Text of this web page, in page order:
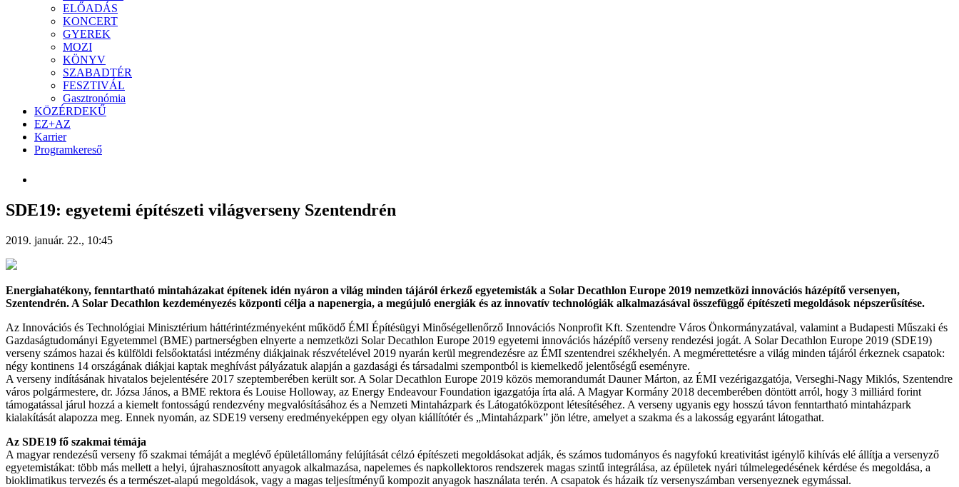
ELŐADÁS
KONCERT
GYEREK
MOZI
KÖNYV
SZABADTÉR
FESZTIVÁL
Gasztronómia
KÖZÉRDEKŰ
EZ+AZ
Karrier
Programkereső
SDE19: egyetemi építészeti világverseny Szentendrén
2019. január. 22., 10:45
Energiahatékony, fenntartható mintaházakat építenek idén nyáron a világ minden tájáról érkező egyetemisták a Solar Decathlon Europe 2019 nemzetközi innovációs házépítő versenyen,
Szentendrén. A Solar Decathlon kezdeményezés központi célja a napenergia, a megújuló energiák és az innovatív technológiák alkalmazásával összefüggő építészeti megoldások népszerűsítése.
Az Innovációs és Technológiai Minisztérium háttérintézményeként működő ÉMI Építésügyi Minőségellenőrző Innovációs Nonprofit Kft. Szentendre Város Önkormányzatával, valamint a Budapesti Műszaki és
Gazdaságtudományi Egyetemmel (BME) partnerségben elnyerte a nemzetközi Solar Decathlon Europe 2019 egyetemi innovációs házépítő verseny rendezési jogát. A Solar Decathlon Europe 2019 (SDE19)
verseny számos hazai és külföldi felsőoktatási intézmény diákjainak részvételével 2019 nyarán kerül megrendezésre az ÉMI szentendrei székhelyén. A megmérettetésre a világ minden tájáról érkeznek csapatok:
négy kontinens 14 országának diákjai kaptak meghívást pályázatuk alapján a gazdasági és társadalmi szempontból is kiemelkedő jelentőségű eseményre.
A verseny indításának hivatalos bejelentésére 2017 szeptemberében került sor. A Solar Decathlon Europe 2019 közös memorandumát Dauner Márton, az ÉMI vezérigazgatója, Verseghi-Nagy Miklós, Szentendre
város polgármestere, dr. Józsa János, a BME rektora és Louise Holloway, az Energy Endeavour Foundation igazgatója írta alá. A Magyar Kormány 2018 decemberében döntött arról, hogy 3 milliárd forint
támogatással járul hozzá a kiemelt fontosságú rendezvény megvalósításához és a Nemzeti Mintaházpark és Látogatóközpont létesítéséhez. A verseny ugyanis egy hosszú távon fenntartható mintaházpark
kialakítását alapozza meg. Ennek nyomán, az SDE19 verseny eredményeképpen egy olyan kiállítótér és „Mintaházpark” jön létre, amelyet a szakma és a lakosság egyaránt látogathat.
Az SDE19 fő szakmai témája
A magyar rendezésű verseny fő szakmai témáját a meglévő épületállomány felújítását célzó építészeti megoldásokat adják, és számos tudományos és nagyfokú kreativitást igénylő kihívás elé állítja a versenyző
egyetemistákat: több más mellett a helyi, újrahasznosított anyagok alkalmazása, napelemes és napkollektoros rendszerek magas szintű integrálása, az épületek nyári túlmelegedésének kérdése és megoldása, a
bioklimatikus tervezés és a természet-alapú megoldások, vagy a magas teljesítményű kompozit anyagok használata terén. A csapatok és házaik tíz versenyszámban versenyeznek egymással.